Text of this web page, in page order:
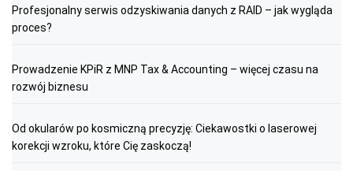
Profesjonalny serwis odzyskiwania danych z RAID – jak wygląda
proces?
Prowadzenie KPiR z MNP Tax & Accounting – więcej czasu na
rozwój biznesu
Od okularów po kosmiczną precyzję: Ciekawostki o laserowej
korekcji wzroku, które Cię zaskoczą!